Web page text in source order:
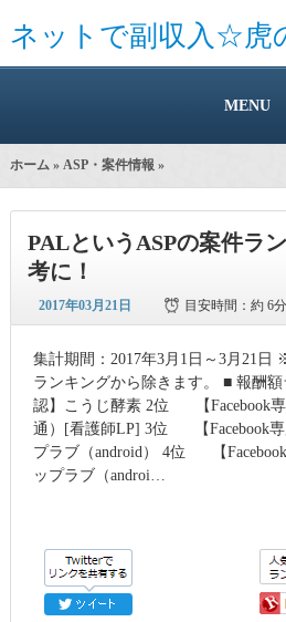
ネットで副収入☆虎
MENU
ホーム» ASP・案件情報 »
PALというASPの案件ラ
考に！
2017年03月21日 目安時間：約 6分
集計期間：2017年3月1日～3月21日
ランキングから除きます。 ■ 報
認】こうじ酵素 2位 【Facebook専
通）[看護師LP] 3位 【Facebook専
プラブ（android） 4位 【
ップラブ（androi…